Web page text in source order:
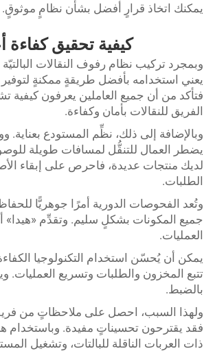
يمكنك اتخاذ قرارٍ أفضل بشأن نظامٍ موثوقٍ.
كيفية تحقيق كفاءة
وبمجرد تركيب نظام رفوف النقالات
يعني استخدامه بأفضل طريقةٍ ممكنةٍ
فتأكد من أن جميع العاملين يعرفون
الفريق للنقالات بأمان وكفاءة.
وبالإضافة إلى ذلك، نظِّم المستودع
يضطر العمال للتنقُّل لمسافات طويلة
لديك منتجات عديدة، فاحرص على إبقاء
الطلبات.
وتُعد الفحوصات الدورية أمرًا جوهريًّا
جميع المكونات بشكلٍ سليم. وتقدِّم «هيدا»
العمليات.
يمكن أن يُحسّن استخدام التكنولوجيا
تتبع المخزون والطلبات وتسريع
بالضبط.
ولهذا السبب، احصل على ملاحظاتٍ من
فقد يقترحون تحسيناتٍ مفيدة. وباستخدام
ذات العربات الناقلة للبالتات، وتشغيل